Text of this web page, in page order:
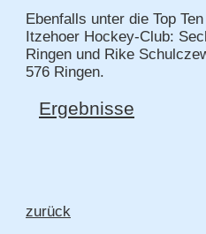
Ebenfalls unter die Top
Itzehoer Hockey-Club:
Ringen und Rike
576 Ringen.
Ergebnisse
zurück